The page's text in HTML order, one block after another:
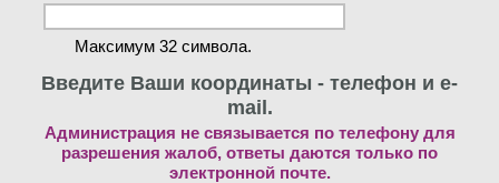
Максимум 32 символа.
Введите Ваши координаты - телефон и e-
mail.
Администрация не связывается по телефону для
разрешения жалоб, ответы даются только по
электронной почте.